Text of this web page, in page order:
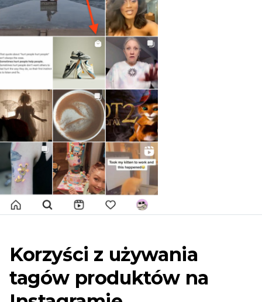
Korzyści z używania
tagów produktów na